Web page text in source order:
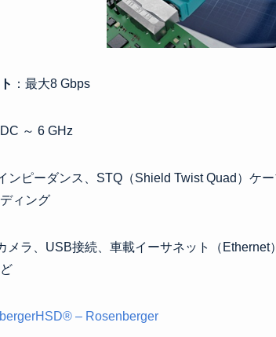
：最大8 Gbps
DC ～ 6 GHz
ンピーダンス、STQ（Shield Twist Quad）ケ
ィング
メラ、USB接続、車載イーサネット（
– Rosenberger